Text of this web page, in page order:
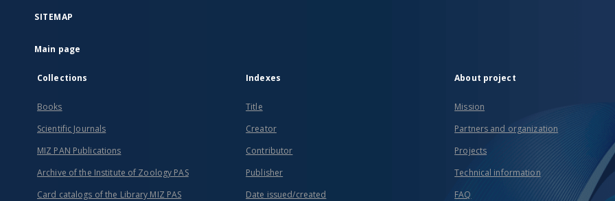
SITEMAP
Main page
Collections
Books
Scientific Journals
MIZ PAN Publications
Archive of the Institute of Zoology PAS
Card catalogs of the Library MIZ PAS
Indexes
Title
Creator
Contributor
Publisher
Date issued/created
About project
Mission
Partners and organization
Projects
Technical information
FAQ